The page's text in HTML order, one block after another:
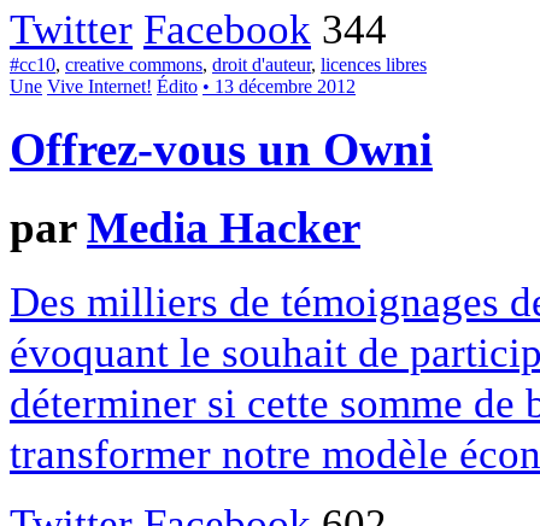
Twitter Facebook 344
#cc10, creative commons, droit d'auteur, licences libres
Une Vive Internet! Édito • 13 décembre 2012
Offrez-vous un Owni
parMedia Hacker
Des milliers de témoignages
évoquant le souhait de
déterminer si cette somme
transformer notre modèle